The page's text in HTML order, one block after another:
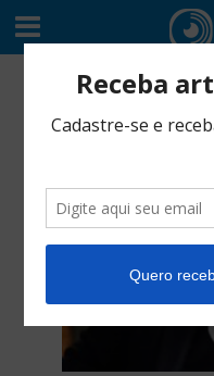
Tag - Blue Bloods